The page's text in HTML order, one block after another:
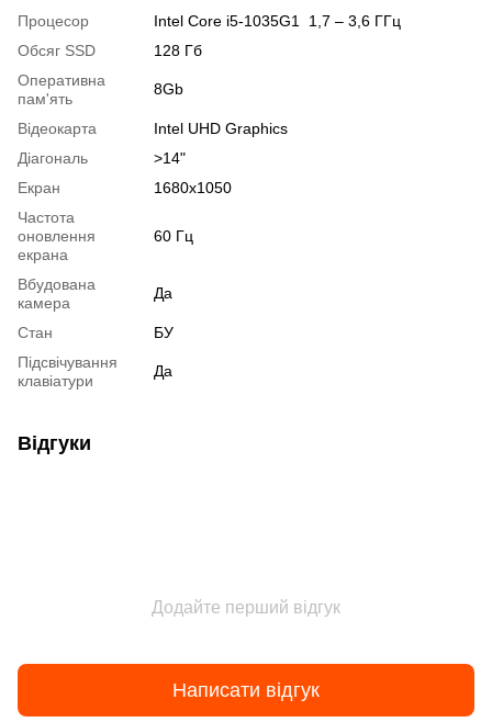
Процесор
Intel Core i5-1035G1 1,7 – 3,6 ГГц
Обсяг SSD
128 Гб
Оперативна
пам'ять
8Gb
Відеокарта
Intel UHD Graphics
Діагональ
>14"
Екран
1680x1050
Частота
оновлення
екрана
60 Гц
Вбудована
камера
Да
Стан
БУ
Підсвічування
клавіатури
Да
Відгуки
Додайте перший відгук
Написати відгук